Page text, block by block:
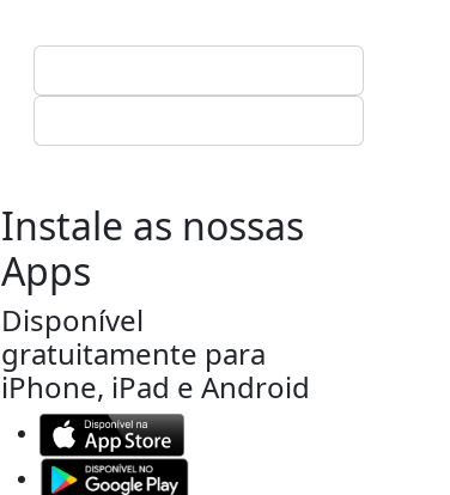
Instale as nossas
Apps
Disponível
gratuitamente para
iPhone, iPad e Android